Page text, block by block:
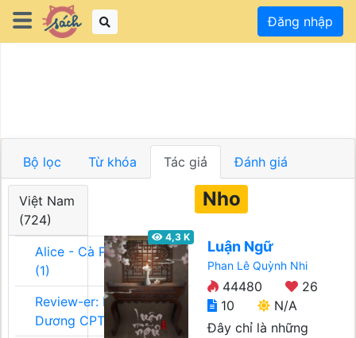
Đăng nhập
Bộ lọc Từ khóa Tác giả Đánh giá
Việt Nam
(724)
Alice - Cà Phê Team
(1)
Review-er: Dương
Dương CPT (1)
Nho
4,3 K
Luận Ngữ
Phan Lê Quỳnh Nhi
44480
26
10
N/A
Đây chỉ là những